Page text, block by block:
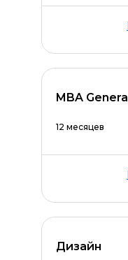
MBA General
12 месяцев
Дизайн